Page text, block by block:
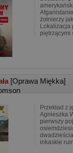
żołnierzy
Lokalizacja
piętrzącymi
[Oprawa Miękka]
Przekład z
Agnieszka
pierwszy
inkaskie